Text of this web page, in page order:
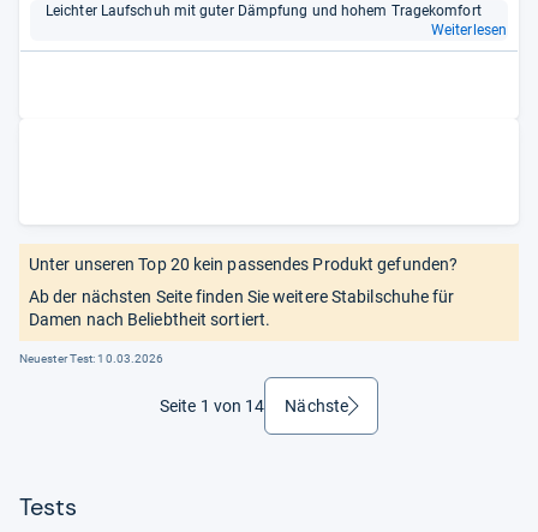
Leich­ter Lauf­schuh mit guter Dämp­fung und hohem Tra­ge­kom­fort
Weiterlesen
Unter unseren Top 20 kein passendes Produkt gefunden?
Ab der nächsten Seite finden Sie weitere Stabilschuhe für
Damen nach Beliebtheit sortiert.
Neuester Test:10.03.2026
Seite 1 von 14 Nächsteweiter
Tests